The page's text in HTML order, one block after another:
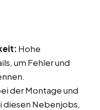
Hohe
um Fehler und
der Montage und
diesen Nebenjobs,